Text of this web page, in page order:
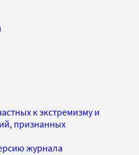
к экстремизму и
признанных
журнала